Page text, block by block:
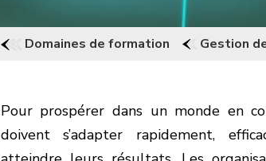
Domaines de formation Gestion
Pour prospérer dans un monde en
doivent s’adapter rapidement,